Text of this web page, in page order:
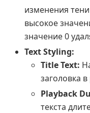
изменения
высокое
значение 0
Text Styling:
Title Text:
заголовка
Playback
текста